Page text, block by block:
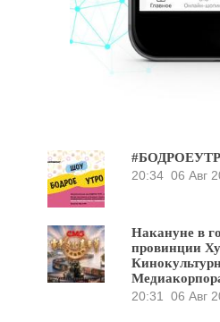
20:34 06 Авг
Накануне в
провинции
20:31
06 Авг